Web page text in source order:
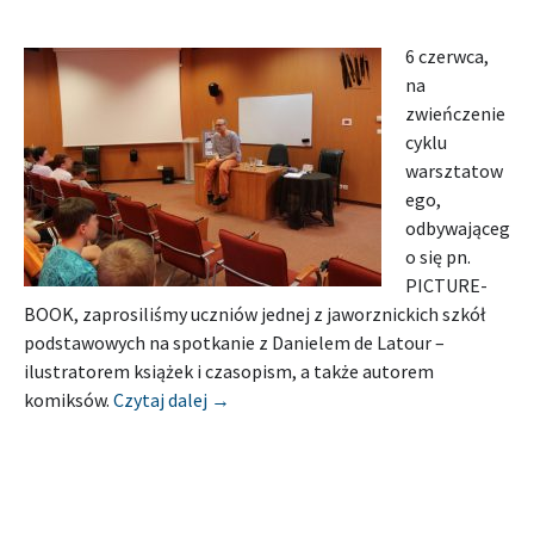
6 czerwca,
na
zwieńczenie
cyklu
warsztatow
ego,
odbywająceg
o się pn.
PICTURE-
BOOK, zaprosiliśmy uczniów jednej z jaworznickich szkół
podstawowych na spotkanie z Danielem de Latour –
ilustratorem książek i czasopism, a także autorem
komiksów. Czytaj dalej [Relacja] MIEJSKA BIBLIOTEKA
→